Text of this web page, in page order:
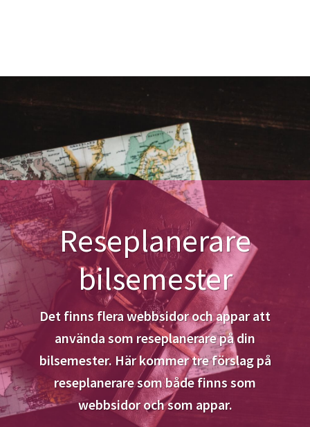
Reseplanerare
bilsemester
Det finns flera webbsidor och appar att
använda som reseplanerare på din
bilsemester. Här kommer tre förslag på
reseplanerare som både finns som
webbsidor och som appar.